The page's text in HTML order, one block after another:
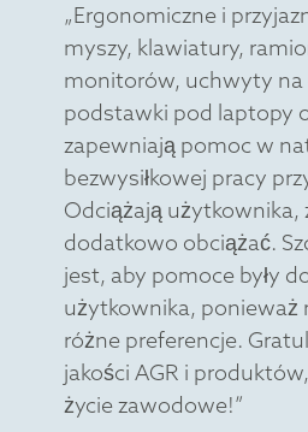
„Ergonomiczne i
myszy, klawiatury,
monitorów, uchwyty
podstawki pod laptopy
zapewniają pomoc w
bezwysiłkowej pracy
Odciążają użytkownika,
dodatkowo obciążać.
jest, aby pomoce były
użytkownika, ponieważ
różne preferencje.
jakości AGR i
życie zawodowe!”